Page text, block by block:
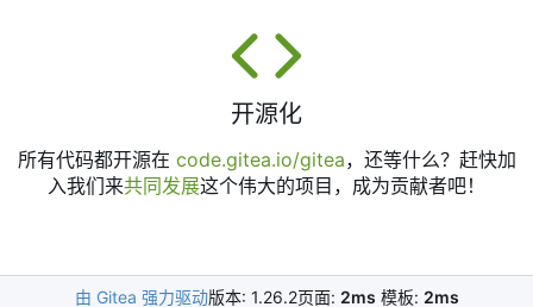
开源化
所有代码都开源在 code.gitea.io/gitea，还等什么？赶快加
入我们来共同发展这个伟大的项目，成为贡献者吧！
由 Gitea 强力驱动版本: 1.26.2页面: 2ms 模板: 2ms